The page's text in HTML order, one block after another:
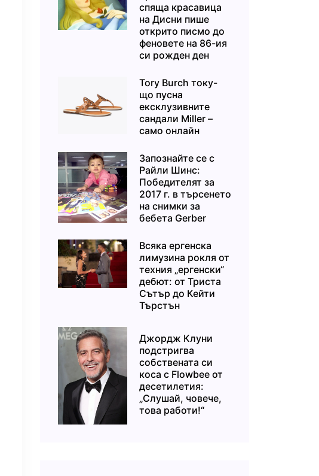
спяща красавица
на Дисни пише
открито писмо до
феновете на 86-ия
си рожден ден
Tory Burch току-
що пусна
ексклузивните
сандали Miller –
само онлайн
Запознайте се с
Райли Шинс:
Победителят за
2017 г. в търсенето
на снимки за
бебета Gerber
Всяка ергенска
лимузина рокля от
техния „ергенски“
дебют: от Триста
Сътър до Кейти
Търстън
Джордж Клуни
подстригва
собствената си
коса с Flowbee от
десетилетия:
„Слушай, човече,
това работи!“